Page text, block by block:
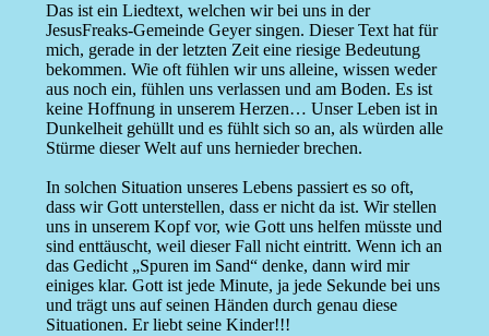
Das ist ein Liedtext, welchen wir bei uns in der
JesusFreaks-Gemeinde Geyer singen. Dieser Text hat für
mich, gerade in der letzten Zeit eine riesige Bedeutung
bekommen. Wie oft fühlen wir uns alleine, wissen weder
aus noch ein, fühlen uns verlassen und am Boden. Es ist
keine Hoffnung in unserem Herzen… Unser Leben ist in
Dunkelheit gehüllt und es fühlt sich so an, als würden alle
Stürme dieser Welt auf uns hernieder brechen.
In solchen Situation unseres Lebens passiert es so oft,
dass wir Gott unterstellen, dass er nicht da ist. Wir stellen
uns in unserem Kopf vor, wie Gott uns helfen müsste und
sind enttäuscht, weil dieser Fall nicht eintritt. Wenn ich an
das Gedicht „Spuren im Sand“ denke, dann wird mir
einiges klar. Gott ist jede Minute, ja jede Sekunde bei uns
und trägt uns auf seinen Händen durch genau diese
Situationen. Er liebt seine Kinder!!!